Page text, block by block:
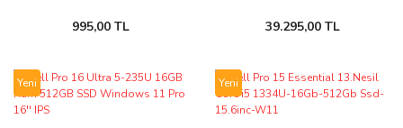
995,00 TL 39.295,00 TL
Yeni Yeni